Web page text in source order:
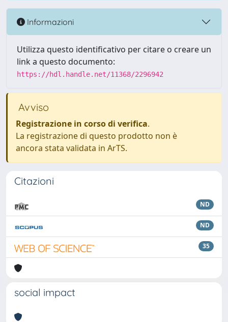
Informazioni
Utilizza questo identificativo per citare o creare un
link a questo documento:
https://hdl.handle.net/11368/2296942
Avviso
Registrazione in corso di verifica.
La registrazione di questo prodotto non è
ancora stata validata in ArTS.
Citazioni
ND
ND
35
social impact